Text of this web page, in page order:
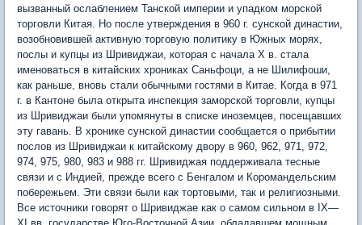
вызванный ослаблением Танской империи и упадком морской
торговли Китая. Но после утверждения в 960 г. сунской династии,
возобновившей активную торговую политику в Южных морях,
послы и купцы из Шривиджаи, которая с начала X в. стала
именоваться в китайских хрониках Саньфоци, а не Шилифоши,
как раньше, вновь стали обычными гостями в Китае. Когда в 971
г. в Кантоне была открыта инспекция заморской торговли, купцы
из Шривиджаи были упомянуты в списке иноземцев, посещавших
эту гавань. В хронике сунской династии сообщается о прибытии
послов из Шривиджаи к китайскому двору в 960, 962, 971, 972,
974, 975, 980, 983 и 988 гг. Шривиджая поддерживала тесные
связи и с Индией, прежде всего с Бенгалом и Коромандельским
побережьем. Эти связи были как тортовыми, так и религиозными.
Все источники говорят о Шривиджае как о самом сильном в IX—